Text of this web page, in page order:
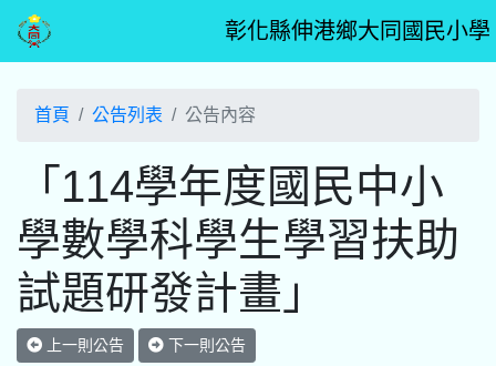
彰化縣伸港鄉大同國民小學
首頁 公告列表 公告內容
「114學年度國民中小
學數學科學生學習扶助
試題研發計畫」
上一則公告 下一則公告